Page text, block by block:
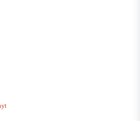
med musik, fællessang og